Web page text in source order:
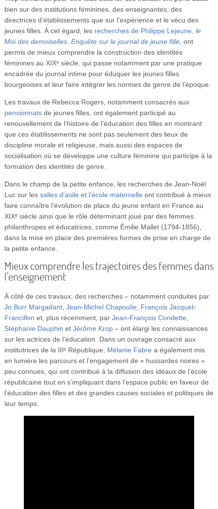
bien sur des institutions féminines, des enseignantes, des
directrices d’établissements que sur l’expérience et le vécu des
jeunes filles. À cet égard, les recherches de Philippe Lejeune, le
Moi des demoiselles. Enquête sur le journal de jeune fille, ont
permis de mieux comprendre la construction des identités
féminines au XIXᵉ siècle, qui passe notamment par une pratique
encadrée du journal intime pour éduquer les jeunes filles
bourgeoises et leur faire intégrer les normes de genre de l’époque.
Les travaux de Rebecca Rogers, notamment consacrés aux
pensionnatsde jeunes filles, ont également participé au
renouvellement de l’histoire de l’éducation des filles en montrant
que ces établissements ne sont pas seulement des lieux de
discipline morale et religieuse, mais aussi des espaces de
socialisation où se développe une culture féminine qui participe à la
formation des identités de genre.
Dans le champ de la petite enfance, les recherches de Jean-Noël
Luc sur les salles d’asile et l’école maternelle ont contribué à mieux
faire connaître l’évolution de place du jeune enfant en France au
XIXᵉ siècle ainsi que le rôle déterminant joué par des femmes
philanthropes et éducatrices, comme Émilie Mallet (1794-1856),
dans la mise en place des premières formes de prise en charge de
la petite enfance.
Mieux comprendre les trajectoires des femmes dans
l’enseignement
À côté de ces travaux, des recherches – notamment conduites par
Jo Burr Margadant, Jean-Michel Chapoulie, François Jacquet-
Francillon et, plus récemment, par Jean-François Condette,
Stéphanie Dauphin et Jérôme Krop– ont élargi les connaissances
sur les actrices de l’éducation. Dans un ouvrage consacré aux
institutrices de la IIIᵉ République, Mélanie Fabre a également mis
en lumière les parcours et l’engagement de « hussardes noires »
peu connues, qui ont contribué à la diffusion des idéaux de l’école
républicaine tout en s’impliquant dans l’espace public en faveur de
l’éducation des filles et des grandes causes sociales et politiques de
leur temps.